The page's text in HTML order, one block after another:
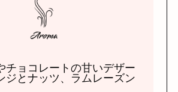
チョコレートの甘いデザー
ジとナッツ、ラムレーズン